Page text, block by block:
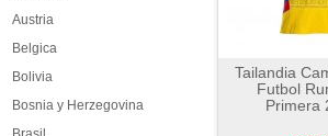
Austria
Belgica
Bolivia
Bosnia y Herzegovina
Tailandia
Futbol
Primera